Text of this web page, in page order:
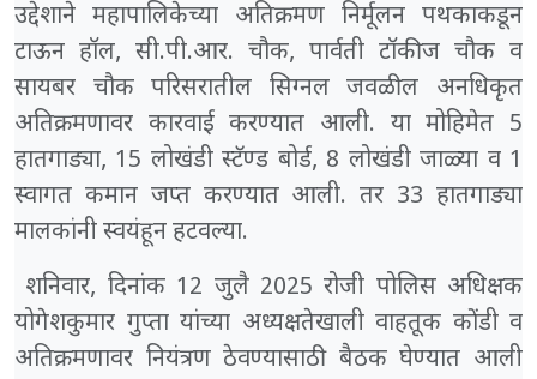
उद्देशाने महापालिकेच्या अतिक्रमण निर्मूलन पथकाकडून
टाऊन हॉल, सी.पी.आर. चौक, पार्वती टॉकीज चौक व
सायबर चौक परिसरातील सिग्नल जवळील अनधिकृत
अतिक्रमणावर कारवाई करण्यात आली. या मोहिमेत 5
हातगाड्या, 15 लोखंडी स्टॅण्ड बोर्ड, 8 लोखंडी जाळ्या व 1
स्वागत कमान जप्त करण्यात आली. तर 33 हातगाड्या
मालकांनी स्वयंहून हटवल्या.
शनिवार, दिनांक 12 जुलै 2025 रोजी पोलिस अधिक्षक
योगेशकुमार गुप्ता यांच्या अध्यक्षतेखाली वाहतूक कोंडी व
अतिक्रमणावर नियंत्रण ठेवण्यासाठी बैठक घेण्यात आली